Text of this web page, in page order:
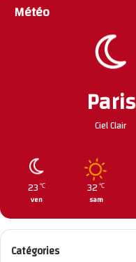
Météo
Paris
Ciel Clair
23℃
ven
32 ℃
sam
Catégories